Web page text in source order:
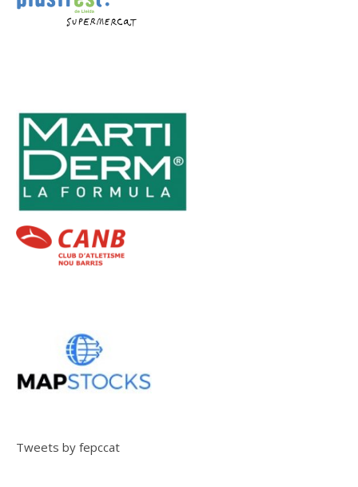
Tweets by fepccat